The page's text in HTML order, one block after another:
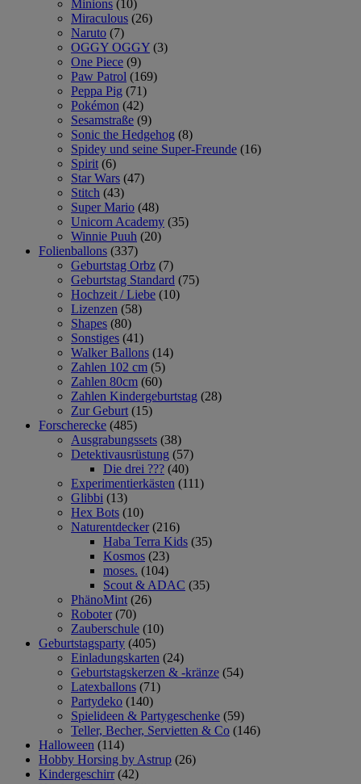
Minions (10)
Miraculous (26)
Naruto (7)
OGGY OGGY (3)
One Piece (9)
Paw Patrol (169)
Peppa Pig (71)
Pokémon (42)
Sesamstraße (9)
Sonic the Hedgehog (8)
Spidey und seine Super-Freunde (16)
Spirit (6)
Star Wars (47)
Stitch (43)
Super Mario (48)
Unicorn Academy (35)
Winnie Puuh (20)
Folienballons (337)
Geburtstag Orbz (7)
Geburtstag Standard (75)
Hochzeit / Liebe (10)
Lizenzen (58)
Shapes (80)
Sonstiges (41)
Walker Ballons (14)
Zahlen 102 cm (5)
Zahlen 80cm (60)
Zahlen Kindergeburtstag (28)
Zur Geburt (15)
Forscherecke (485)
Ausgrabungssets (38)
Detektivausrüstung (57)
Die drei ??? (40)
Experimentierkästen (111)
Glibbi (13)
Hex Bots (10)
Naturentdecker (216)
Haba Terra Kids (35)
Kosmos (23)
moses. (104)
Scout & ADAC (35)
PhänoMint (26)
Roboter (70)
Zauberschule (10)
Geburtstagsparty (405)
Einladungskarten (24)
Geburtstagskerzen & -kränze (54)
Latexballons (71)
Partydeko (140)
Spielideen & Partygeschenke (59)
Teller, Becher, Servietten & Co (146)
Halloween (114)
Hobby Horsing by Astrup (26)
Kindergeschirr (42)